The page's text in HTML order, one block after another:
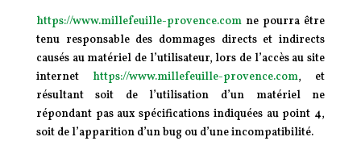
https://www.millefeuille-provence.comne pourra être
tenu responsable des dommages directs et indirects
causés au matériel de l’utilisateur, lors de l’accès au site
internet https://www.millefeuille-provence.com, et
résultant soit de l’utilisation d’un matériel ne
répondant pas aux spécifications indiquées au point 4,
soit de l’apparition d’un bug ou d’une incompatibilité.